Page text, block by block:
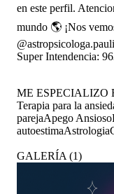
en este perfil.
mundo 🌎 ¡Nos
Super Intendencia:
ME ESPECIALIZO
Terapia para la
parejaApego Ansioso
autoestimaAstrologia
GALERÍA (1)